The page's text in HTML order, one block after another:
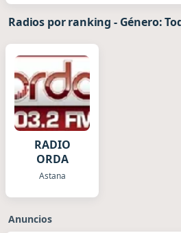
Radios por ranking - Género:
RADIO
ORDA
Astana
Anuncios